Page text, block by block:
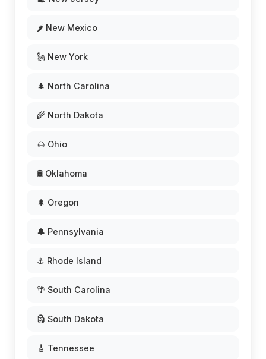
🌶️ New Mexico
🗽 New York
🌲 North Carolina
🌾 North Dakota
🌰 Ohio
🛢️ Oklahoma
🌲 Oregon
🔔 Pennsylvania
⚓ Rhode Island
🌴 South Carolina
🗿 South Dakota
🎸 Tennessee